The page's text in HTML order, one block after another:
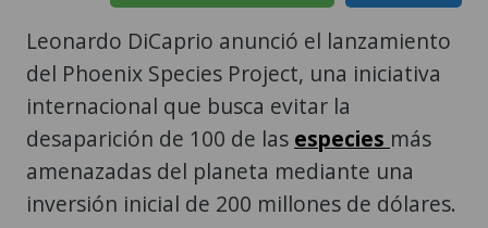
Leonardo DiCaprio anunció el lanzamiento
del Phoenix Species Project, una iniciativa
internacional que busca evitar la
desaparición de 100 de las especies más
amenazadas del planeta mediante una
inversión inicial de 200 millones de dólares.